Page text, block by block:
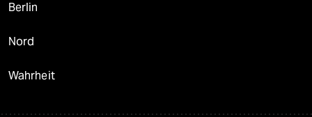
Berlin
Nord
Wahrheit